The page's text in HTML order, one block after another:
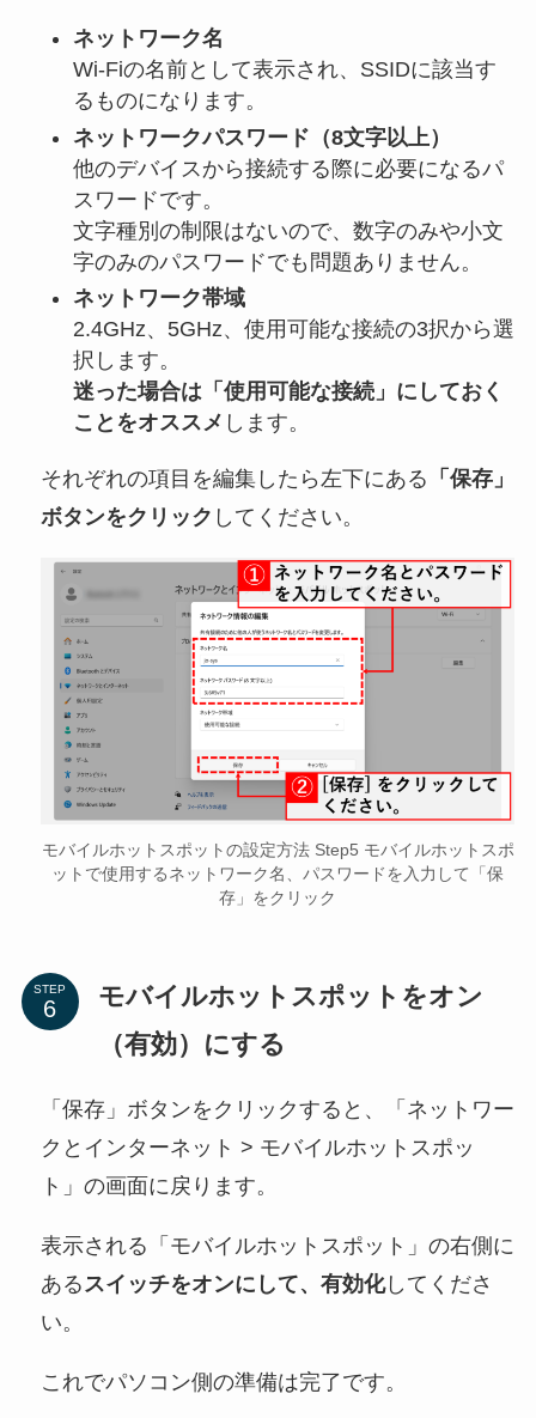
ネットワーク名
Wi-Fiの名前として表示され、SSIDに該当す
るものになります。
ネットワークパスワード（8文字以上）
他のデバイスから接続する際に必要になるパ
スワードです。
文字種別の制限はないので、数字のみや小文
字のみのパスワードでも問題ありません。
ネットワーク帯域
2.4GHz、5GHz、使用可能な接続の3択から選
択します。
迷った場合は「使用可能な接続」にしておく
ことをオススメ します。
それぞれの項目を編集したら左下にある 「保存」
ボタンをクリック してください。
モバイルホットスポットの設定方法 Step5 モバイルホットスポ
ットで使用するネットワーク名、パスワードを入力して「保
存」をクリック
STEP
モバイルホットスポットをオン
（有効）にする
「保存」ボタンをクリックすると、「ネットワー
クとインターネット > モバイルホットスポッ
ト」の画面に戻ります。
表示される「モバイルホットスポット」の右側に
あるスイッチをオンにして、有効化してくださ
い。
これでパソコン側の準備は完了です。